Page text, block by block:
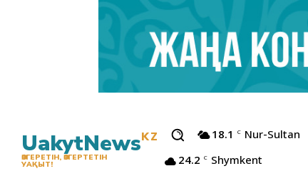
UakytNewsKZ
ӨЗГЕРЕТІН, ӨЗГЕРТЕТІН
УАҚЫТ!
18.1 C Nur-Sultan
24.2 C Shymkent